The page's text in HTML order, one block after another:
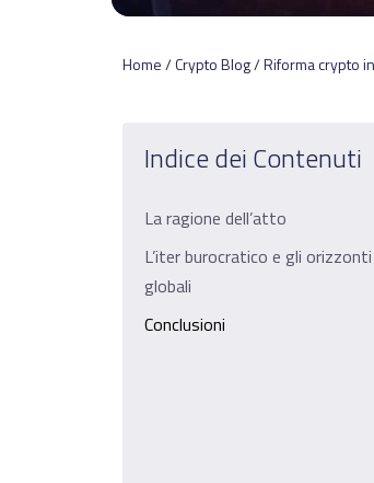
Home / Crypto Blog / Riforma crypto
Indice dei Contenuti
La ragione dell’atto
L’iter burocratico e gli orizzonti
globali
Conclusioni